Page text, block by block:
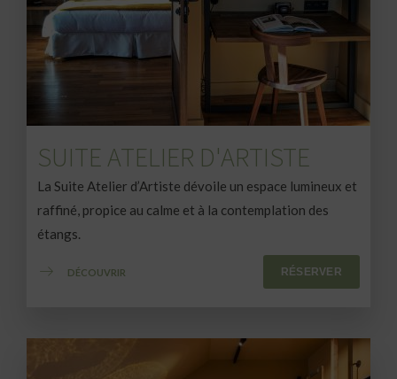
SUITE ATELIER D'ARTISTE
La Suite Atelier d’Artiste dévoile un espace lumineux et
raffiné, propice au calme et à la contemplation des
étangs.
DÉCOUVRIR RÉSERVER